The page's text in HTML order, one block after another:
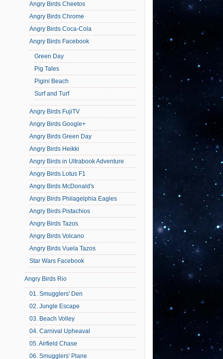
Angry Birds Cheetos
Angry Birds Chrome
Angry Birds Coca-Cola
Angry Birds Facebook
Green Day
Pig Tales
Pigini Beach
Surf and Turf
Angry Birds FujiTV
Angry Birds Google+
Angry Birds Green Day
Angry Birds Heikki
Angry Birds in Ultrabook Adventure
Angry Birds Lotus F1
Angry Birds McDonald's
Angry Birds Philagelphia Eagles
Angry Birds Pistachios
Angry Birds Tazos
Angry Birds Volcano
Angry Birds Vuela Tazos
Star Wars Facebook
Angry Birds Rio
01. Smugglers' Den
02. Jungle Escape
03. Beach Volley
04. Carnival Upheaval
05. Airfield Chase
06. Smugglers' Plane